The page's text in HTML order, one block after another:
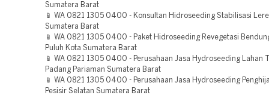
Sumatera Barat
📱 WA 0821 1305 0400 - Konsultan Hidroseeding Stabilisasi
Sumatera Barat
📱 WA 0821 1305 0400 - Paket Hidroseeding Revegetasi
Puluh Kota Sumatera Barat
📱 WA 0821 1305 0400 - Perusahaan Jasa Hydroseeding Lahan
Padang Pariaman Sumatera Barat
📱 WA 0821 1305 0400 - Perusahaan Jasa Hydroseeding
Pesisir Selatan Sumatera Barat